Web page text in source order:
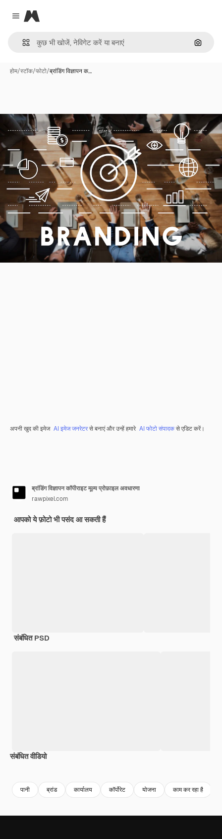
Close menu
Magnific
इमेज से
होम/स्टॉक/फोटो/ब्रांडिंग विज्ञापन क…
अपनी खुद की इमेज AI इमेज जनरेटरसे बनाएं और उन्हें हमारे AI फोटो संपादकसे एडिट करें।
ब्रांडिंग विज्ञापन कॉपीराइट मूल्य प्रोफ़ाइल अवधारणा
rawpixel.com
आपको ये फ़ोटो भी पसंद आ सकती हैं
संबंधित PSD
संबंधित वीडियो
पानी ब्रांड कार्यालय कॉर्पोरेट योजना काम कर रहा है